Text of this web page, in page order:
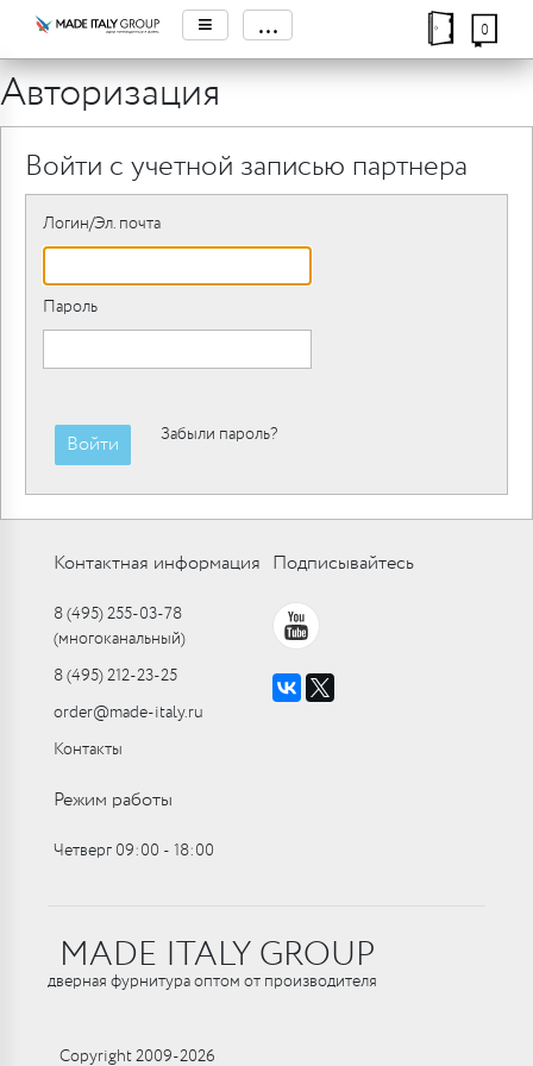
≡ ... 0
Авторизация
Войти с учетной записью партнера
Логин/Эл. почта
Пароль
Войти Забыли пароль?
Контактная информация
8 (495) 255-03-78
(многоканальный)
8 (495) 212-23-25
order@made-italy.ru
Контакты
Подписывайтесь
Режим работы
Четверг 09:00 ‑ 18:00
MADE ITALY GROUP
дверная фурнитура оптом от производителя
Copyright 2009-2026